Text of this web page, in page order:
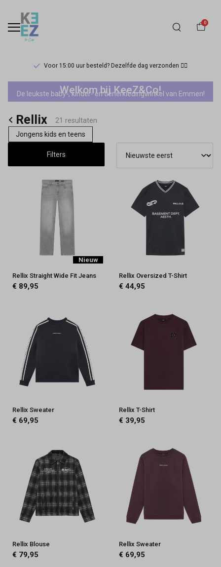
0
Voor 15:00 uur besteld? Dezelfde dag verzonden 🏃‍♀️
Rellix
Keez&Co
Welkom bij KeeZ&Co!
De leukste baby-, kinder- en tienerkledingwinkel van Emmen!
Rellix
21 resultaten
Jongens kids en teens
Filters
Nieuw
Rellix Straight Wide Fit Jeans
€ 89,95
Rellix Oversized T-Shirt
€ 44,95
Rellix Sweater
€ 69,95
Rellix T-Shirt
€ 39,95
Rellix Blouse
€ 79,95
Rellix Sweater
€ 69,95